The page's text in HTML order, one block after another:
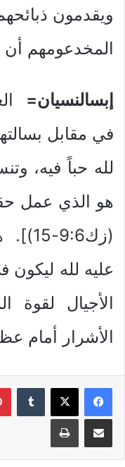
ويقدمون
المخدعومهم
إبسالنسيان=
في مقابل
لله حباً فيه،
هو الذي عمل
عليه لله ليكون
الأجيال لقوة
الأشرار أمام
مشاركة عبر البريد طباعة